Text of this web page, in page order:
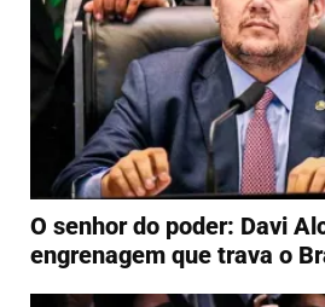
O senhor do poder: Davi
engrenagem que trava o